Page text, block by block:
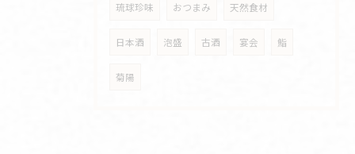
琉球珍味 おつまみ 天然食材
日本酒 泡盛 古酒 宴会 鮨
菊陽